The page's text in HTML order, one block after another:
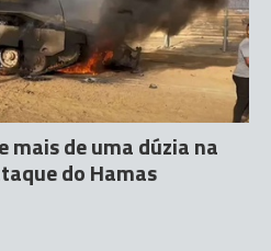
de uma dúzia na
do Hamas